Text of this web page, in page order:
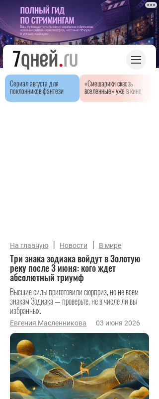
Сериал августа для
поклонников фэнтези
«Смешарики сквозь
вселенные» уже в кино
На главную | Новости | В мире
Три знака зодиака войдут в Золотую
реку после 3 июня: кого ждет
абсолютный триумф
Высшие силы приготовили сюрприз, но не всем
знакам Зодиака — проверьте, не в числе ли вы
избранных.
Евгения Масленникова 03 июня 2026